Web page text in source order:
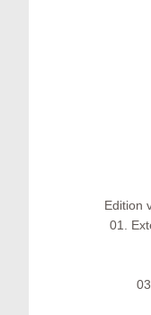
Edition
01.